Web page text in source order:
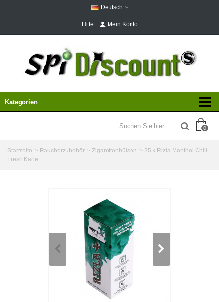
Deutsch
Hilfe Mein Konto
Kategorien
0
Startseite > Raucherzubehör > Zigarettenhülsen > 25 x Rizla Menthol Chill
Fresh Karte